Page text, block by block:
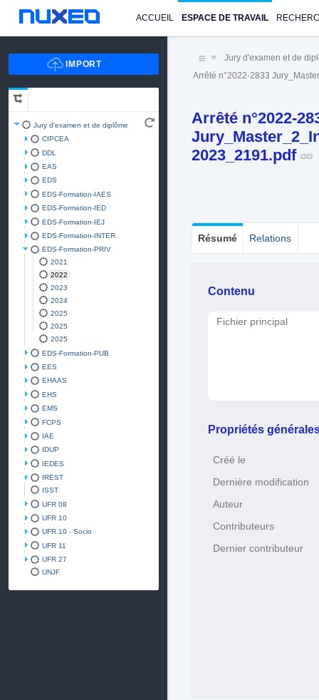
ACCUEIL ESPACE DE TRAVAIL
Jury d'examen et de diplôme
CIPCEA
DDL
EAS
EDS
EDS-Formation-IAES
EDS-Formation-IED
EDS-Formation-IEJ
EDS-Formation-INTER
EDS-Formation-PRIV
2021
2022
2023
2024
2025
2025
2025
EDS-Formation-PUB
EES
EHAAS
EHS
EMS
FCPS
IAE
IDUP
IEDES
IREST
ISST
UFR 08
UFR 10
UFR 10 - Socio
UFR 11
UFR 27
UNJF
Jury d'examen et de
Arrêté n°2022-2833
Arrêté n°2022-
2023_2191.pdf
Résumé Relations
Contenu
Fichier principal
Propriétés
Créé le
Dernière modification
Auteur
Contributeurs
Dernier contributeur